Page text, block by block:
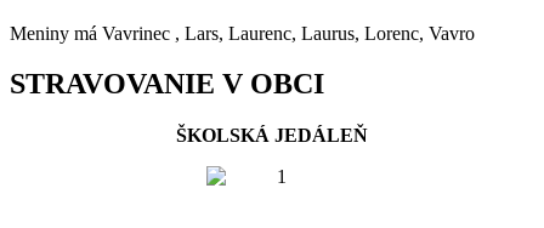
Meniny má Vavrinec , Lars, Laurenc, Laurus, Lorenc, Vavro
STRAVOVANIE V OBCI
ŠKOLSKÁ JEDÁLEŇ